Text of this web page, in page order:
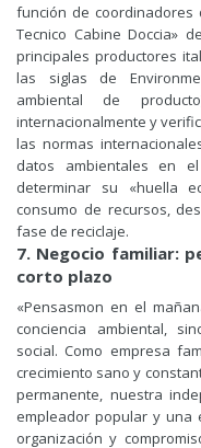
función de coordinadores
Tecnico Cabine Doccia»
principales productores
las siglas de
ambiental de
internacionalmente y
las normas
datos ambientales en
determinar su «huella
consumo de recursos,
fase de reciclaje.
7. Negocio familiar:
corto plazo
«Pensasmon en el
conciencia ambiental,
social. Como empresa
crecimiento sano y
permanente, nuestra
empleador popular y una
organización y